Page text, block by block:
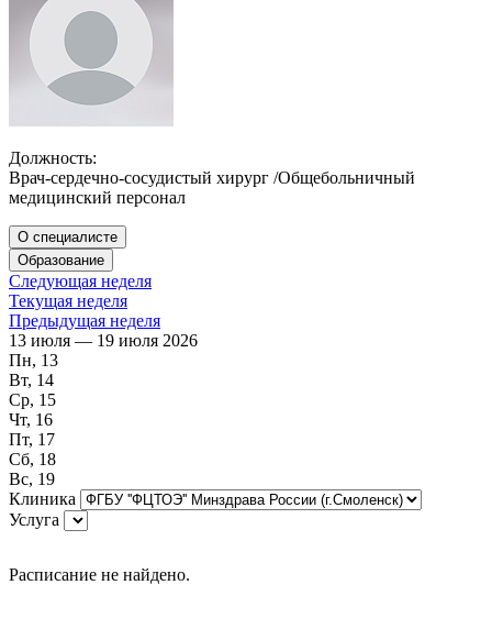
Должность:
Врач-сердечно-сосудистый хирург /Общебольничный
медицинский персонал
О специалисте
Образование
Следующая неделя
Текущая неделя
Предыдущая неделя
13 июля — 19 июля 2026
Пн, 13
Вт, 14
Ср, 15
Чт, 16
Пт, 17
Сб, 18
Вс, 19
Клиника
Услуга
Расписание не найдено.